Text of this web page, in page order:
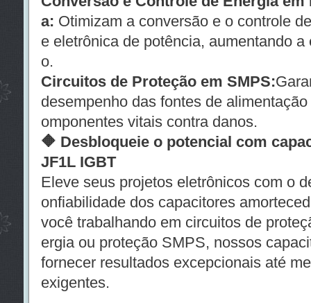
a: Otimizam a conversão e o controle
e eletrônica de potência, aumentando
o.
Circuitos de Proteção em SMPS:
desempenho das fontes de
omponentes vitais contra danos.
🔶 Desbloqueie o potencial com
JF1L IGBT
Eleve seus projetos eletrônicos com o
onfiabilidade dos capacitores
você trabalhando em circuitos de
ergia ou proteção SMPS, nossos
fornecer resultados excepcionais até
exigentes.